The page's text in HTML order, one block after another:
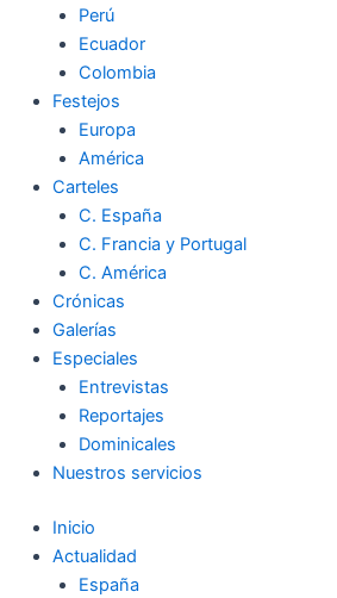
Perú
Ecuador
Colombia
Festejos
Europa
América
Carteles
C. España
C. Francia y Portugal
C. América
Crónicas
Galerías
Especiales
Entrevistas
Reportajes
Dominicales
Nuestros servicios
Inicio
Actualidad
España